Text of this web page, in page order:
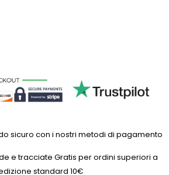
sicuro con i nostri metodi di pagamento
e tracciate Gratis per ordini superiori a
standard 10€